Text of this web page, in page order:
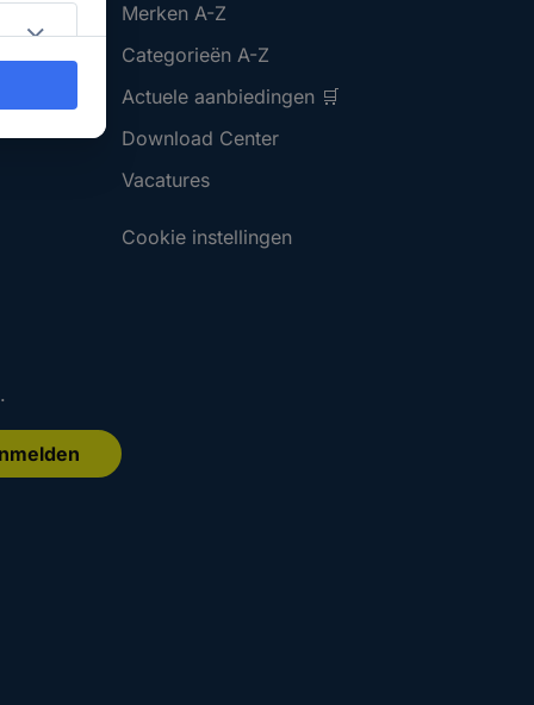
Merken A-Z
Categorieën A-Z
Actuele aanbiedingen 🛒
Download Center
Vacatures
Cookie instellingen